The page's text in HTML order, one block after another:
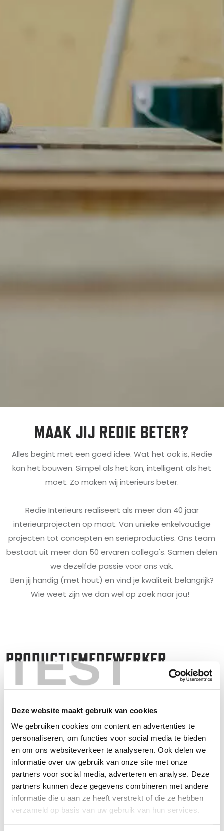
TEST
Deze website maakt gebruik van cookies
We gebruiken cookies om content en advertenties te
personaliseren, om functies voor social media te bieden
en om ons websiteverkeer te analyseren. Ook delen we
informatie over uw gebruik van onze site met onze
partners voor social media, adverteren en analyse. Deze
partners kunnen deze gegevens combineren met andere
informatie die u aan ze heeft verstrekt of die ze hebben
verzameld op basis van uw gebruik van hun services.
Magazijnbeheerder - logistiek medewerker
MAAK JIJ REDIE BETER?
Alles begint met een goed idee. Wat het ook is, Redie
kan het bouwen. Simpel als het kan, intelligent als het
moet. Zo maken wij interieurs beter.
Redie Interieurs realiseert als meer dan 40 jaar
interieurprojecten op maat. Van unieke enkelvoudige
projecten tot concepten en serieproducties. Ons team
bestaat uit meer dan 50 ervaren collega's. Samen delen
we dezelfde passie voor ons vak.
Ben jij handig (met hout) en vind je kwaliteit belangrijk?
Wie weet zijn we dan wel op zoek naar jou!
PRODUCTIEMEDEWERKER
Werk jij graag met je handen? Dan zoeken wij jou.
Ben jij handig, werk je netjes en heb je technisch inzicht?
Dan zouden wij zomaar eens goed bij elkaar kunnen
passen.
Bij Redie maken we interieuronderdelen in kleine series.
Geen massaproductie dus, maar mooi en zorgvuldig
werk waar we trots op zijn. En daar kunnen we handige